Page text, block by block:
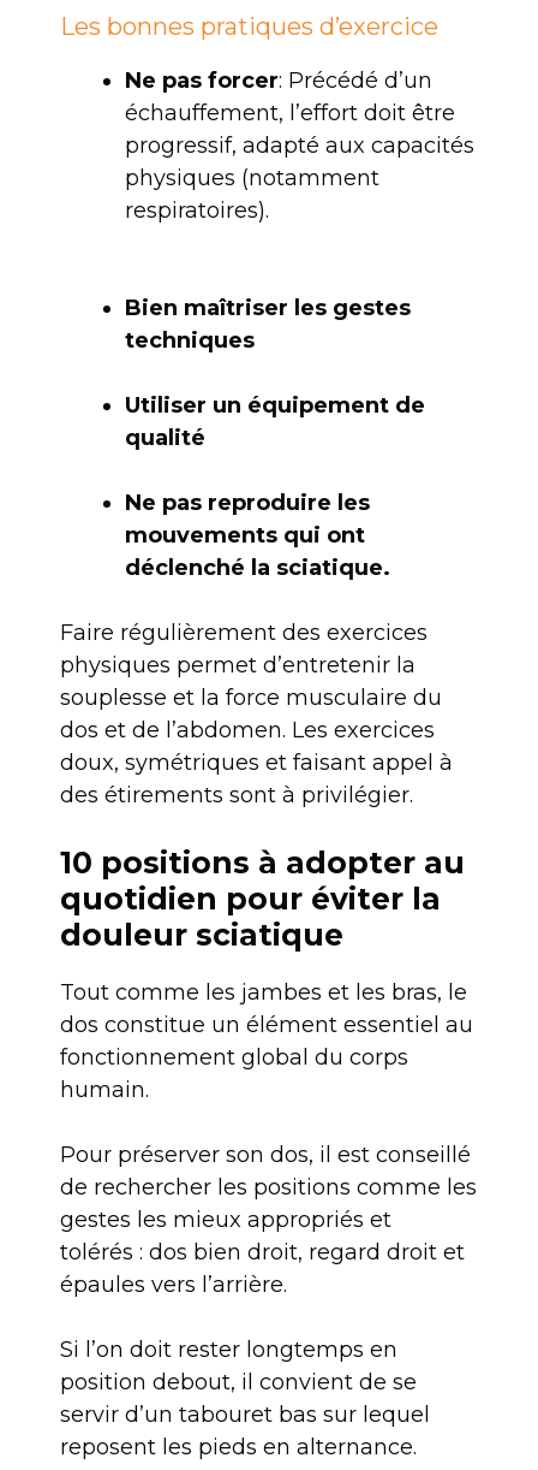
Les bonnes pratiques d’exercice
Ne pas forcer: Précédé d’un
échauffement, l’effort doit être
progressif, adapté aux capacités
physiques (notamment
respiratoires).
Bien maîtriser les gestes
techniques
Utiliser un équipement de
qualité
Ne pas reproduire les
mouvements qui ont
déclenché la sciatique.
Faire régulièrement des exercices
physiques permet d’entretenir la
souplesse et la force musculaire du
dos et de l’abdomen. Les exercices
doux, symétriques et faisant appel à
des étirements sont à privilégier.
10 positions à adopter au
quotidien pour éviter la
douleur sciatique
Tout comme les jambes et les bras, le
dos constitue un élément essentiel au
fonctionnement global du corps
humain.
Pour préserver son dos, il est conseillé
de rechercher les positions comme les
gestes les mieux appropriés et
tolérés : dos bien droit, regard droit et
épaules vers l’arrière.
Si l’on doit rester longtemps en
position debout, il convient de se
servir d’un tabouret bas sur lequel
reposent les pieds en alternance.